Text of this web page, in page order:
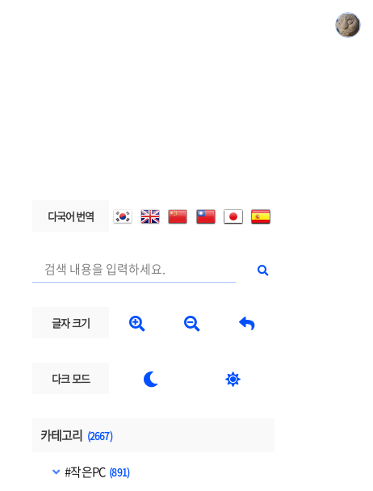
다국어 번역
글자 크기   
다크 모드  
카테고리 (2667)
#작은PC (891)